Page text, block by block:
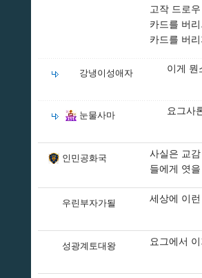
고작 드로
카드를 버
카드를 버
강냉이성애자 이게 뭔
눈물사마 요그사
인민공화국
사실은 교
들에게 엿
우린부자가될 세상에 이
성광계토대왕 요그에서